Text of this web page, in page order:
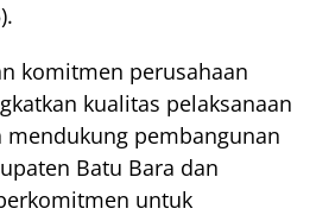
komitmen perusahaan
kualitas pelaksanaan
mendukung pembangunan
Batu Bara dan
untuk